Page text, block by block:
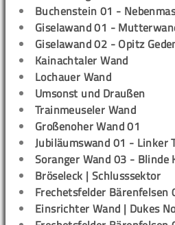
Buchenstein 01 -
Giselawand 01 -
Giselawand 02 - Opitz
Kainachtaler Wand
Lochauer Wand
Umsonst und Draußen
Trainmeuseler Wand
Großenoher Wand 01
Jubiläumswand 01 - Linker
Soranger Wand 03 - Blinde
Bröseleck | Schlusssektor
Frechetsfelder Bärenfelsen
Einsrichter Wand | Dukes